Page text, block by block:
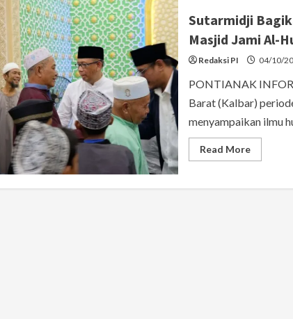
Sutarmidji
Masjid Jami Al-
Redaksi PI 04/10/
PONTIANAK
Barat (Kalbar)
menyampaikan ilmu
Read MoreRead
more
Bagikan